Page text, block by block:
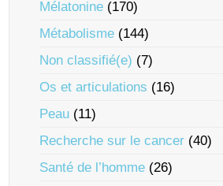
Mélatonine (170)
Métabolisme (144)
Non classifié(e) (7)
Os et articulations (16)
Peau (11)
Recherche sur le cancer (40)
Santé de l’homme (26)